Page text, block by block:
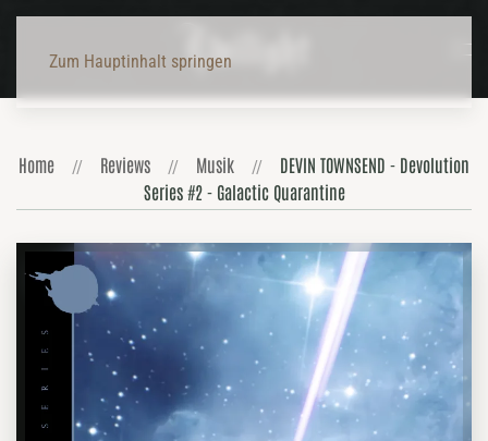
Zum Hauptinhalt springen
Home Reviews Musik
DEVIN TOWNSEND - Devolution
Series #2 - Galactic Quarantine